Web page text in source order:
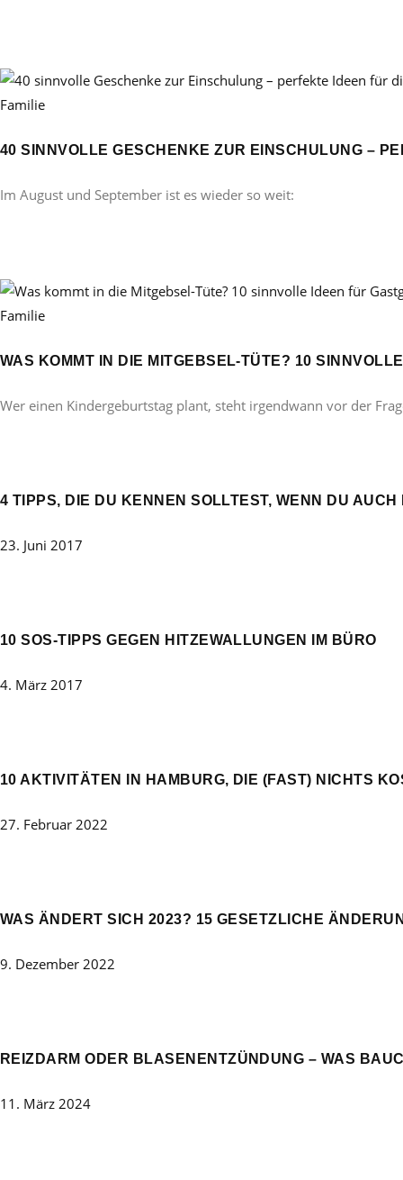
Familie
40 SINNVOLLE GESCHENKE ZUR EINSCHULUNG –
Im August und September ist es wieder so weit:
Familie
WAS KOMMT IN DIE MITGEBSEL-TÜTE? 10
Wer einen Kindergeburtstag plant, steht irgendwann vor der
4 TIPPS, DIE DU KENNEN SOLLTEST, WENN DU
23. Juni 2017
10 SOS-TIPPS GEGEN HITZEWALLUNGEN IM BÜRO
4. März 2017
10 AKTIVITÄTEN IN HAMBURG, DIE (FAST) NICHTS
27. Februar 2022
WAS ÄNDERT SICH 2023? 15 GESETZLICHE
9. Dezember 2022
REIZDARM ODER BLASENENTZÜNDUNG – WAS
11. März 2024